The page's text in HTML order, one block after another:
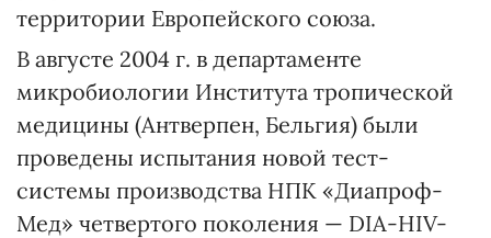
территории Европейского союза.
В августе 2004 г. в департаменте
микробиологии Института тропической
медицины (Антверпен, Бельгия) были
проведены испытания новой тест-
системы производства НПК «Диапроф-
Мед» четвертого поколения — DIA-HIV-